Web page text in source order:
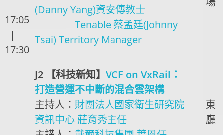
17:05
|
17:30
(Danny Yang)資安傳教士
Tenable 蔡孟廷(Johnny
Tsai) Territory Manager
J2 【科技新知】 VCF on VxRail：
打造營運不中斷的混合雲架構
主持人： 財團法人國家衛生研究院
資訊中心 莊育秀主任
東
廳